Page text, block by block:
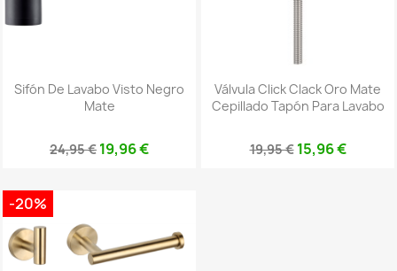
Sifón De Lavabo Visto Negro
Mate
24,95 € 19,96 €
Válvula Click Clack Oro Mate
Cepillado Tapón Para Lavabo
19,95 € 15,96 €
-20%